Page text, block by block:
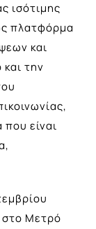
ισότιμης
πλατφόρμα
και
την
που είναι
Μετρό